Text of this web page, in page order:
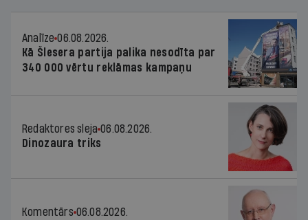
Analīze 06.08.2026.
Kā Šlesera partija palika nesodīta par
340 000 vērtu reklāmas kampaņu
Redaktores sleja 06.08.2026.
Dinozaura triks
Komentārs 06.08.2026.